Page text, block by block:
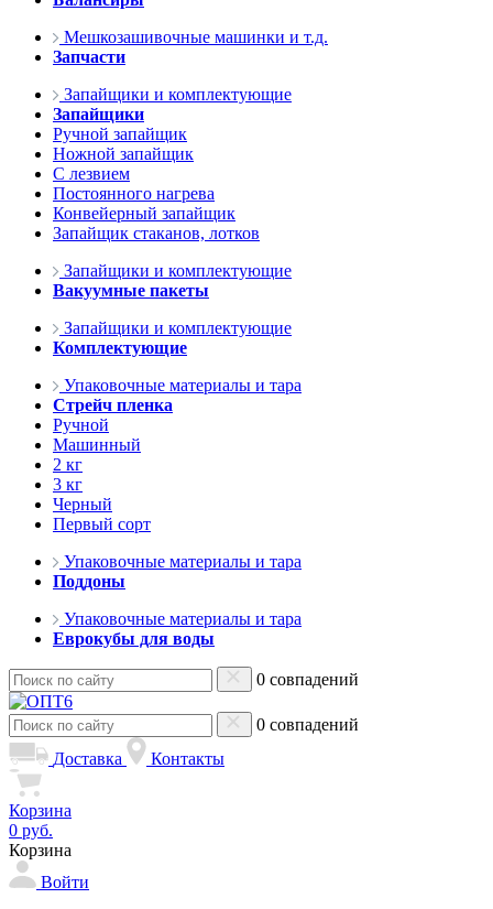
Мешкозашивочные машинки и т.д.
Запчасти
Запайщики и комплектующие
Запайщики
Ручной запайщик
Ножной запайщик
С лезвием
Постоянного нагрева
Конвейерный запайщик
Запайщик стаканов, лотков
Запайщики и комплектующие
Вакуумные пакеты
Запайщики и комплектующие
Комплектующие
Упаковочные материалы и тара
Стрейч пленка
Ручной
Машинный
2 кг
3 кг
Черный
Первый сорт
Упаковочные материалы и тара
Поддоны
Упаковочные материалы и тара
Еврокубы для воды
0 совпадений
0 совпадений
Доставка
Контакты
Корзина
0 руб.
Корзина
Войти